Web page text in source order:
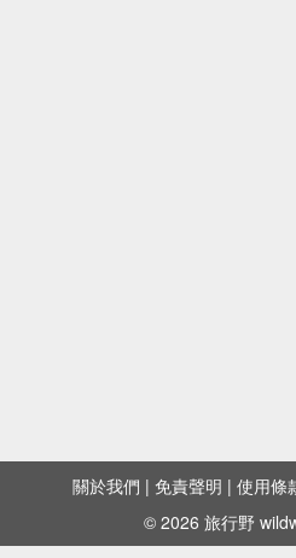
關於我們 | 免責聲明 | 使用條
© 2026 旅行野